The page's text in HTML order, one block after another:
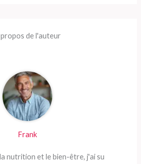
de l'auteur
Frank
nutrition et le bien-être, j'ai su